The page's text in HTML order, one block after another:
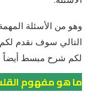
وهو من الأسئلة
التالي سوف نقدم
لكم شرح مبسط أيضاً
ما هو مفهوم